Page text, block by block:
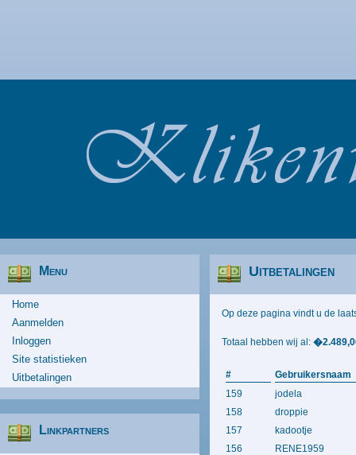
Uitbetalingen
Op deze pagina vindt u de
Totaal hebben wij al:
#
Gebruikersnaam
159
jodela
158
droppie
157
kadootje
156
RENE1959
Menu
Home
Aanmelden
Inloggen
Site statistieken
Uitbetalingen
Linkpartners